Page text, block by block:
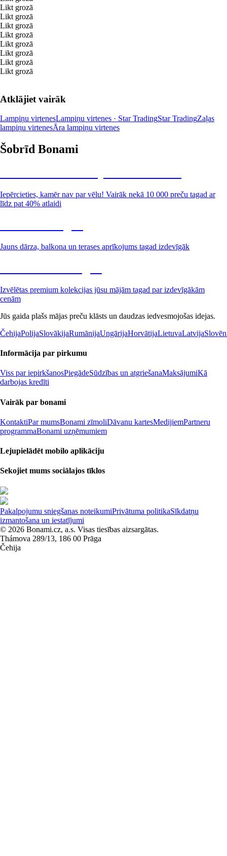
Likt grozā
Likt grozā
Likt grozā
Likt grozā
Likt grozā
Likt grozā
Likt grozā
Likt grozā
Atklājiet vairāk
Lampiņu virtenesLampiņu virtenes · Star TradingStar TradingZaļas
lampiņu virtenesĀra lampiņu virtenes
Šobrīd Bonami
Iepērcieties, kamēr nav par vēlu! Vairāk nekā 10 000 preču tagad ar
līdz pat 40% atlaidi
Jauns dārza, balkona un terases aprīkojums tagad izdevīgāk
Izvēlētas premium kolekcijas jūsu mājām tagad par izdevīgākām
cenām
Jūs gaida plašs mājas preču klāsts un daudzas iedvesmojošas idejas.
ČehijaPolijaSlovākijaRumānijaUngārijaHorvātijaLietuvaLatvija
Informācija par pirkumu
Viss par iepirkšanosPiegādeSūdzības un atgriešanaMaksājumiKā
darbojas kredīti
Vairāk par bonami
KontaktiPar mumsBonami zīmoliDāvanu kartesMedijiemPartneru
programmaBonami uzņēmumiem
Lejupielādēt mobilo aplikāciju
Sekojiet mums sociālajos tīklos
Pakalpojumu sniegšanas noteikumiPrivātuma politikaSīkdatņu
izmantošana un iestatījumi
© 2026 Bonami.cz, a.s. Visas tiesības aizsargātas.
Thámova 289/13, 186 00 Prāga
Čehija